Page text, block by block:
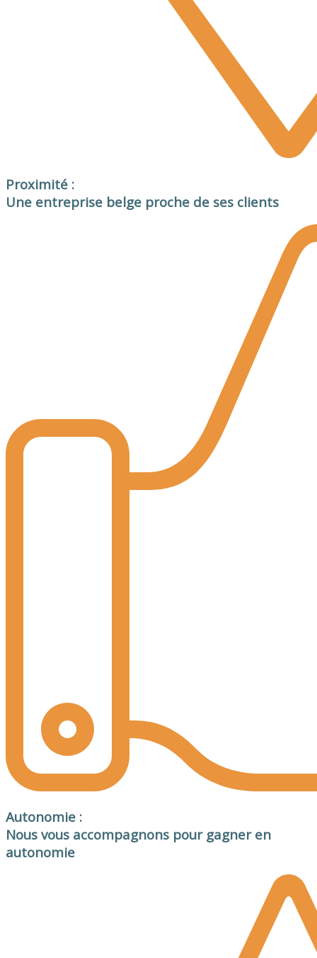
Proximité :
Une entreprise belge proche de ses clients
Autonomie :
Nous vous accompagnons pour gagner en
autonomie